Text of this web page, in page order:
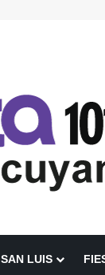
SAN LUIS